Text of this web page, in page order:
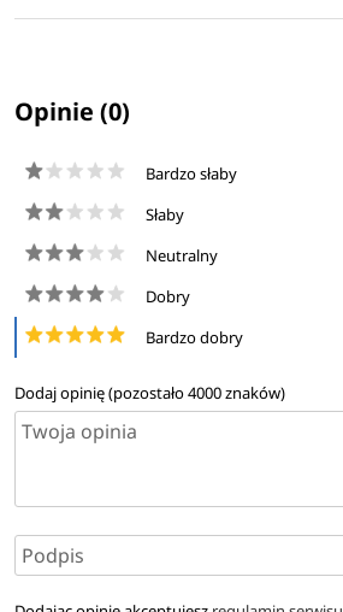
Opinie (0)
Bardzo słaby
Słaby
Neutralny
Dobry
Bardzo dobry
Dodaj opinię (pozostało4000znaków)